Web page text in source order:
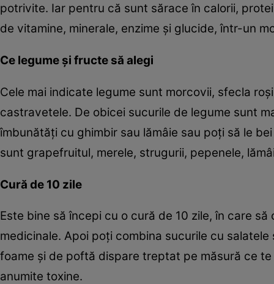
potrivite. Iar pentru că sunt sărace în calorii,
de vitamine, minerale, enzime şi glucide, într-un
Ce legume şi fructe să alegi
Cele mai indicate legume sunt morcovii, sfecla
castravetele. De obicei sucurile de legume sunt
îmbunătăţi cu ghimbir sau lămâie sau poţi să le
sunt grapefruitul, merele, strugurii, pepenele,
Cură de 10 zile
Este bine să începi cu o cură de 10 zile, în care
medicinale. Apoi poţi combina sucurile cu
foame şi de poftă dispare treptat pe măsură ce
anumite toxine.